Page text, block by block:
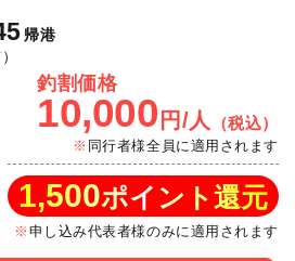
帰港
釣割価格
10,000 円/人 （税込）
同行者様全員に適用されます
1,500ポイント還元
申し込み代表者様のみに適用されます